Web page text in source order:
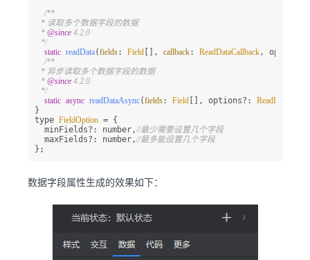
/**
   * 读取多个数据字段的数据
   *
@since 4.2.0
   */
static readData(fields: Field [], callback: ReadDataCallback,
/**
   * 异步读取多个数据字段的数据
   *
@since 4.2.0
   */
static async readDataAsync(fields: Field [], options?:
}
type FieldOption = {
  minFields?: number,
//最少需要设置几个字段
  maxFields?: number,
//最多能设置几个字段
};
数据字段属性生成的效果如下：